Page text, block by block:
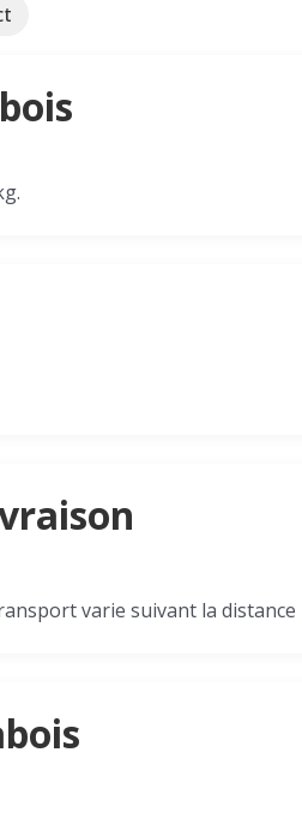
varie suivant la distance